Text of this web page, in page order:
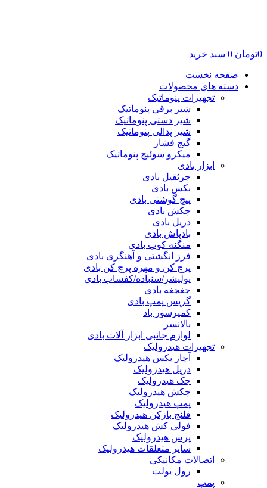
0تومان 0 سبد خرید
صفحه نخست
دسته های محصولات
تجهیزات پنوماتیک
شیر برقی پنوماتیک
شیر دستی پنوماتیک
شیر پدالی پنوماتیک
گیج فشار
میکرو سوئیچ پنوماتیک
ابزار بادی
جرثقیل بادی
بکس بادی
پیچ گوشتی بادی
چکش بادی
دریل بادی
بادپاش بادی
منگنه کوب بادی
فرز انگشتی و آهنگری بادی
پرچ کن و مهره پرچ کن بادی
پولیشر/سنباده/کفساب بادی
جغجغه بادی
گریس پمپ بادی
کمپرسور باد
بالانسر
لوازم جانبی ابزار آلات بادی
تجهیزات هیدرولیک
آچار بکس هیدرولیک
دریل هیدرولیک
جک هیدرولیک
چکش هیدرولیک
پمپ هیدرولیک
فلنج بازکن هیدرولیک
فولی کش هیدرولیک
پرس هیدرولیک
سایر متعلقات هیدرولیک
اتصالات مکانیکی
رول بولت
پمپ